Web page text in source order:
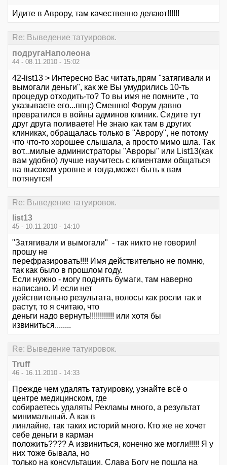
Идите в Аврору, там качественно делают!!!!!!
Re: Выведение татуировок.
подругаНаполеона
44 - 08.11.2010 - 15:02
42-list13 > Интересно Вас читать,прям "затягивали и
вымогали деньги", как же Вы умудрились 10-ть
процедур отходить-то? То вы имя не помните , то
указываете его...ппц:) Смешно! Форум давно
превратился в войны админов клиник. Сидите тут
друг друга поливаете! Не знаю как там в других
клиниках, обращалась только в "Аврору", не потому
что что-то хорошее слышала, а просто мимо шла. Так
вот...милые администраторы "Авроры" или List13(как
вам удобно) лучше научитесь с клиентами общаться
на высоком уровне и тогда,может быть к вам
потянутся!
Re: Выведение татуировок.
list13
45 - 10.11.2010 - 14:10
"Затягивали и вымогали" - так никто не говорил!
прошу не
перефразировать!!!! Имя действительно не помню,
так как было в прошлом году.
Если нужно - могу поднять бумаги, там наверно
написано. И если нет
действительно результата, волосы как росли так и
растут, то я считаю, что
деньги надо вернуть!!!!!!!!!!!! или хотя бы
извиниться........
Re: Выведение татуировок.
Truff
46 - 16.11.2010 - 14:33
Прежде чем удалять татуировку, узнайте всё о
центре медицинском, где
собираетесь удалять! Рекламы много, а результат
минимальный. А как в
линлайне, так таких историй много. Кто же не хочет
себе деньги в карман
положить???? А извиниться, конечно же могли!!!!! Я у
них тоже бывала, но
только на консультации. Слава Богу не пошла на